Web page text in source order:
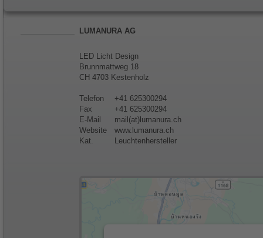
LUMANURA AG
LED Licht Design
Brunnmattweg 18
CH 4703 Kestenholz
Telefon
+41 625300294
Fax
+41 625300294
E-Mail
mail(at)lumanura.ch
Website
www.lumanura.ch
Kat.
Leuchtenhersteller